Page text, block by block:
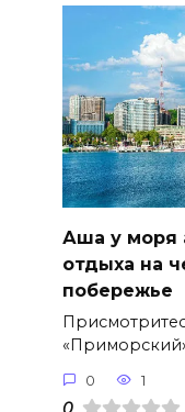
Аша у моря
отдыха на
побережье
0 1